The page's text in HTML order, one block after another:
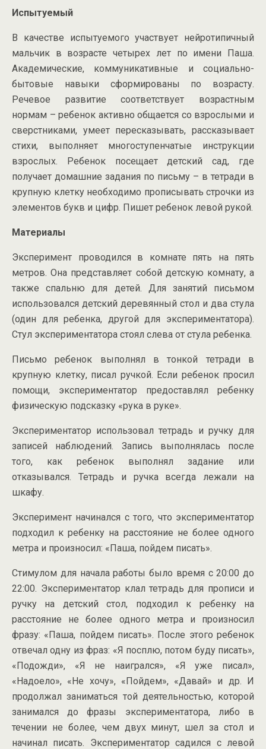
Испытуемый
В качестве испытуемого участвует нейротипичный
мальчик в возрасте четырех лет по имени Паша.
Академические, коммуникативные и социально-
бытовые навыки сформированы по возрасту.
Речевое развитие соответствует возрастным
нормам – ребенок активно общается со взрослыми и
сверстниками, умеет пересказывать, рассказывает
стихи, выполняет многоступенчатые инструкции
взрослых. Ребенок посещает детский сад, где
получает домашние задания по письму – в тетради в
крупную клетку необходимо прописывать строчки из
элементов букв и цифр. Пишет ребенок левой рукой.
Материалы
Эксперимент проводился в комнате пять на пять
метров. Она представляет собой детскую комнату, а
также спальню для детей. Для занятий письмом
использовался детский деревянный стол и два стула
(один для ребенка, другой для экспериментатора).
Стул экспериментатора стоял слева от стула ребенка.
Письмо ребенок выполнял в тонкой тетради в
крупную клетку, писал ручкой. Если ребенок просил
помощи, экспериментатор предоставлял ребенку
физическую подсказку «рука в руке».
Экспериментатор использовал тетрадь и ручку для
записей наблюдений. Запись выполнялась после
того, как ребенок выполнял задание или
отказывался. Тетрадь и ручка всегда лежали на
шкафу.
Эксперимент начинался с того, что экспериментатор
подходил к ребенку на расстояние не более одного
метра и произносил: «Паша, пойдем писать».
Стимулом для начала работы было время с 20:00 до
22:00. Экспериментатор клал тетрадь для прописи и
ручку на детский стол, подходил к ребенку на
расстояние не более одного метра и произносил
фразу: «Паша, пойдем писать». После этого ребенок
отвечал одну из фраз: «Я посплю, потом буду писать»,
«Подожди», «Я не наигрался», «Я уже писал»,
«Надоело», «Не хочу», «Пойдем», «Давай» и др. И
продолжал заниматься той деятельностью, которой
занимался до фразы экспериментатора, либо в
течении не более, чем двух минут, шел за стол и
начинал писать. Экспериментатор садился с левой